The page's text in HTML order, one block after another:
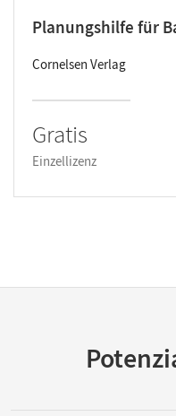
Planungshilfe für
Cornelsen Verlag
Gratis
Einzellizenz